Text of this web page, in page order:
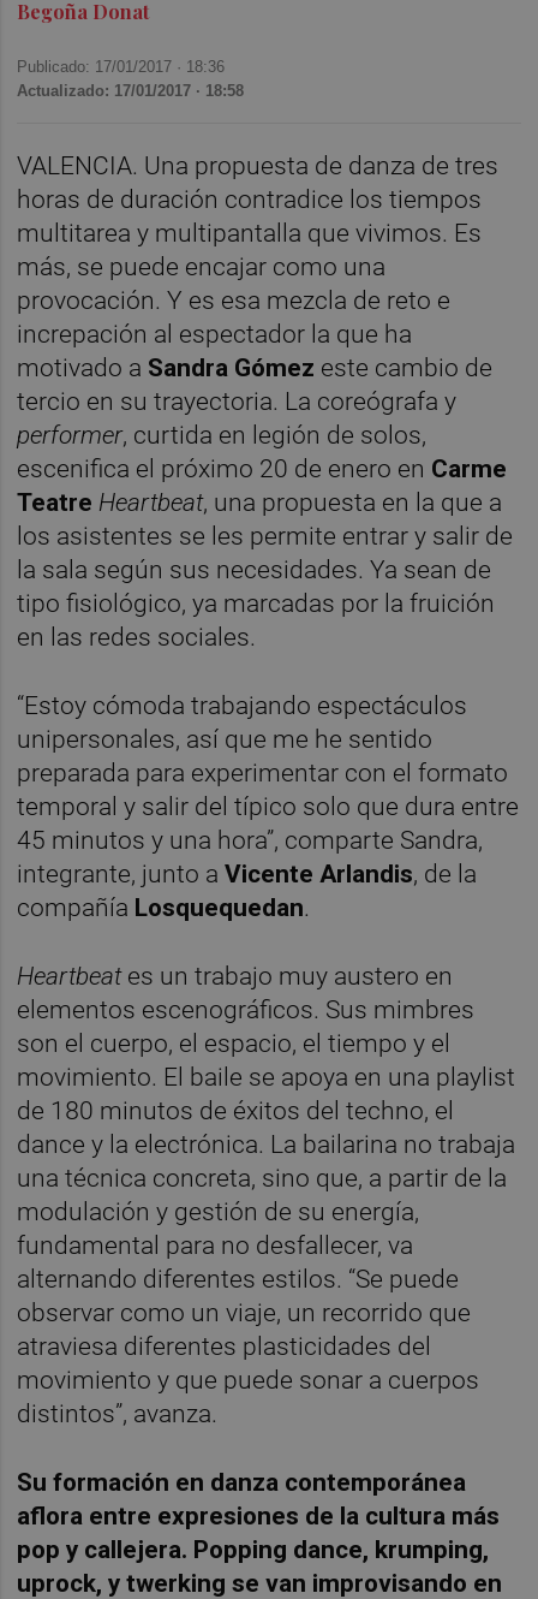
Begoña Donat
Publicado: 17/01/2017 · 18:36
Actualizado: 17/01/2017 · 18:58
VALENCIA. Una propuesta de danza de tres
horas de duración contradice los tiempos
multitarea y multipantalla que vivimos. Es
más, se puede encajar como una
provocación. Y es esa mezcla de reto e
increpación al espectador la que ha
motivado a Sandra Gómez este cambio de
tercio en su trayectoria. La coreógrafa y
performer, curtida en legión de solos,
escenifica el próximo 20 de enero en Carme
Teatre Heartbeat, una propuesta en la que a
los asistentes se les permite entrar y salir de
la sala según sus necesidades. Ya sean de
tipo fisiológico, ya marcadas por la fruición
en las redes sociales.
“Estoy cómoda trabajando espectáculos
unipersonales, así que me he sentido
preparada para experimentar con el formato
temporal y salir del típico solo que dura entre
45 minutos y una hora”, comparte Sandra,
integrante, junto aVicente Arlandis, de la
compañía Losquequedan.
Heartbeates un trabajo muy austero en
elementos escenográficos. Sus mimbres
son el cuerpo, el espacio, el tiempo y el
movimiento. El baile se apoya en una playlist
de 180 minutos de éxitos del techno, el
dance y la electrónica. La bailarina no trabaja
una técnica concreta, sino que, a partir de la
modulación y gestión de su energía,
fundamental para no desfallecer, va
alternando diferentes estilos. “Se puede
observar como un viaje, un recorrido que
atraviesa diferentes plasticidades del
movimiento y que puede sonar a cuerpos
distintos”, avanza.
Su formación en danza contemporánea
aflora entre expresiones de la cultura más
pop y callejera. Popping dance, krumping,
uprock, y twerking se van improvisando en